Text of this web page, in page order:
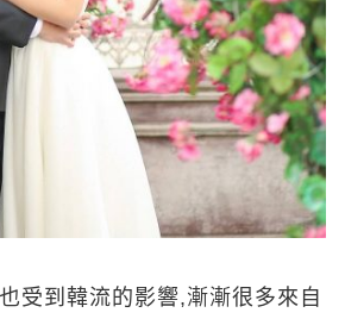
受到韓流的影響,漸漸很多來自